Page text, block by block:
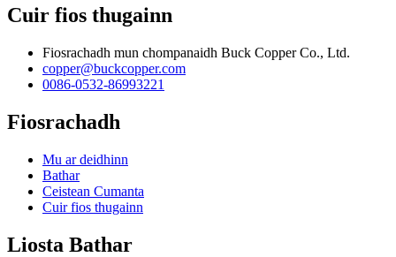
Cuir fios thugainn
Fiosrachadh mun chompanaidh Buck Copper Co., Ltd.
copper@buckcopper.com
0086-0532-86993221
Fiosrachadh
Mu ar deidhinn
Bathar
Ceistean Cumanta
Cuir fios thugainn
Liosta Bathar